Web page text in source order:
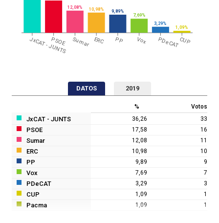
JxCAT - JUNTS
PSOE Sumar ERC PP Vox PDeCATCUP
12,08% 10,98%
9,89%
7,69%
3,29%
1,09%
DATOS 2019
% Votos
JxCAT - JUNTS 36,26 33
PSOE 17,58 16
Sumar 12,08 11
ERC 10,98 10
PP 9,89 9
Vox 7,69 7
PDeCAT 3,29 3
CUP 1,09 1
Pacma 1,09 1